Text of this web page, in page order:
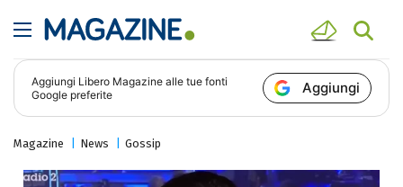
Aggiungi Libero Magazine alle tue fonti
Google preferite
Aggiungi
Magazine News Gossip